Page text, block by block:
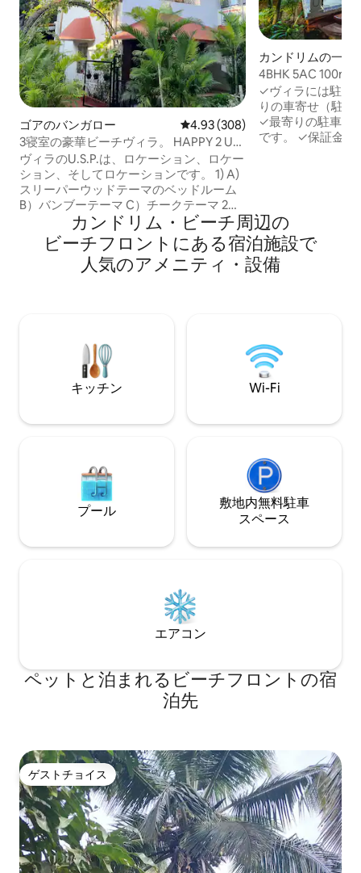
ゴアのバンガロー レビュー308件、5つ星中4.93つ
4.93 (308)
3寝室の豪華ビーチヴィラ。 HAPPY 2 U
カンドリム
ヴィラのU.S.P.は、ロケーション、ロケー
ション、そしてロケーションです。 1) A)
スリーパーウッドテーマのベッドルーム
B）バンブーテーマ C）チークテーマ 2）
エアコンとキング/クイーンベッドを備え
た寝室3室。 3）エアコン付きリビングル
ーム。 4）ビーチへの専用ゲート。 5)リ
モートワークを容易にします。 途切れる
ンバーター形式の電源バックアップ。
カンドリムの一軒
4BHK 5AC
ンドリムビーチ
✓ヴィラには駐車
りの車寄せ（駐
✓最寄りの駐車場
です。 ✓保証金は不要です。隠れた料金
4室、バスルーム
ムビーチから
ブ、カンドリムビ
チェックイン／チ
の持ち上げは、管
カンドリム・ビーチ周⁠辺⁠の
ビ⁠ー⁠チ⁠フ⁠ロ⁠ン⁠ト⁠にあ⁠る宿⁠泊⁠施⁠設⁠で
人⁠気⁠のア⁠メ⁠ニ⁠テ⁠ィ・設⁠備
キッチン Wi-Fi
プール
敷地内無料駐⁠車
ス⁠ペ⁠ー⁠ス
エアコン
ペットと泊まれるビーチフロントの宿
泊先
ゲストチョイス
ゲストチョイス